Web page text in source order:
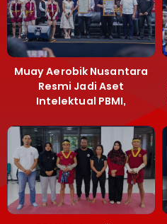
Muay Aerobik Nusantara
Resmi Jadi Aset
Intelektual PBMI,
Terobosan Bangun
Grassroots